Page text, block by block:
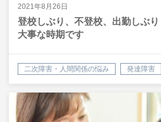
2021年8月26日
登校しぶり、不登校、出勤しぶ
大事な時期です
二次障害・人間関係の悩み 発達障害